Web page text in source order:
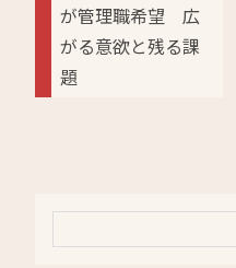
が管理職希望 広
がる意欲と残る課
題